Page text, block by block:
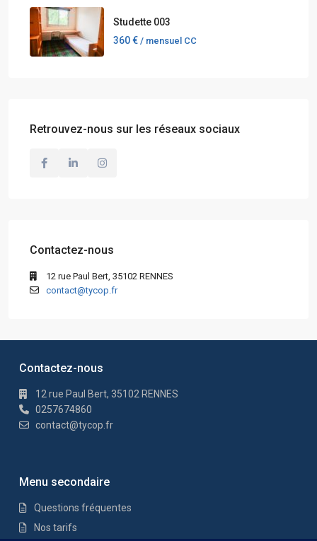
Studette 003
360 € / mensuel CC
Retrouvez-nous sur les réseaux sociaux
Contactez-nous
12 rue Paul Bert, 35102 RENNES
contact@tycop.fr
Contactez-nous
12 rue Paul Bert, 35102 RENNES
0257674860
contact@tycop.fr
Menu secondaire
Questions fréquentes
Nos tarifs